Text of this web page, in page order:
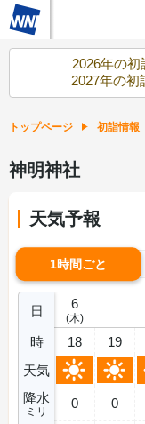
2026年の初
2027年の初
トップページ 初詣情報
神明神社
天気予報
1時間ごと
日
時
天気
降水
ミリ
6
(木)
18
0
19
0